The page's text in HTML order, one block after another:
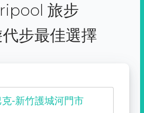
旅步
步最佳選擇
-新竹護城河門市
尖山登山口